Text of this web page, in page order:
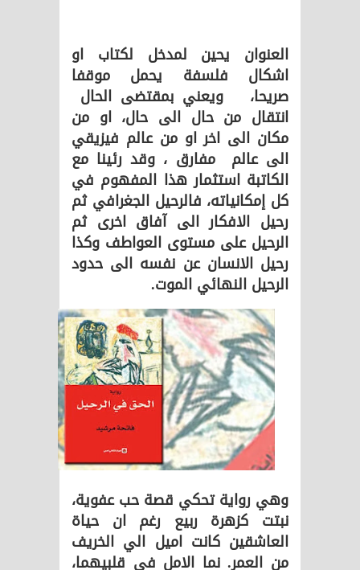
العنوان يحين لمدخل لكتاب او
اشكال فلسفة يحمل موقفا
صريحا، ويعني بمقتضى الحال
انتقال من حال الى حال، او من
مكان الى اخر او من عالم فيزيقي
الى عالم مفارق ، وقد رئينا مع
الكاتبة استثمار هذا المفهوم في
كل إمكانياته، فالرحيل الجغرافي ثم
رحيل الافكار الى آفاق اخرى ثم
الرحيل على مستوى العواطف وكذا
رحيل الانسان عن نفسه الى حدود
الرحيل النهائي الموت.
وهي رواية تحكي قصة حب عفوية،
نبتت كزهرة ربيع رغم ان حياة
العاشقين كانت اميل الي الخريف
من العمر. نما الامل في قلبيهما،